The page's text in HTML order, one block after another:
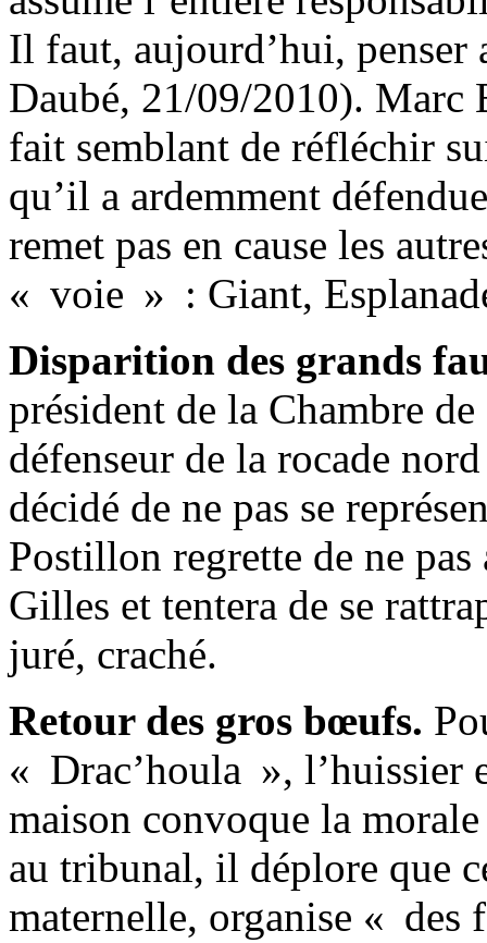
Il faut, aujourd’hui,
Daubé, 21/09/2010). Marc
fait semblant de réfléchir
qu’il a ardemment
remet pas en cause les
« voie » : Giant,
Disparition des grands
président de la Chambre
défenseur de la rocade
décidé de ne pas se
Postillon regrette de ne
Gilles et tentera de se
juré, craché.
Retour des gros bœufs.
« Drac’houla », l’huissier
maison convoque la
au tribunal, il déplore que
maternelle, organise « des